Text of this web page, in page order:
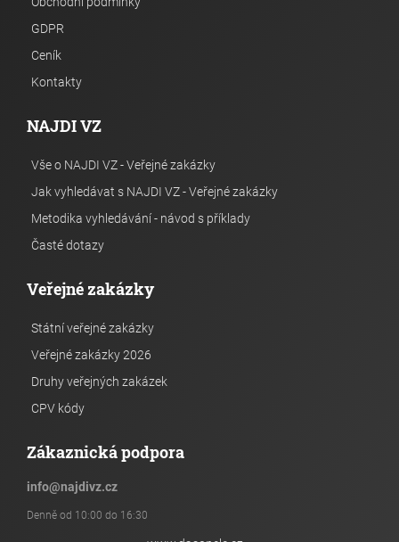
GDPR
Ceník
Kontakty
NAJDI VZ
Vše o NAJDI VZ - Veřejné zakázky
Jak vyhledávat s NAJDI VZ - Veřejné zakázky
Metodika vyhledávání - návod s příklady
Časté dotazy
Veřejné zakázky
Státní veřejné zakázky
Veřejné zakázky 2026
Druhy veřejných zakázek
CPV kódy
Zákaznická podpora
info@najdivz.cz
Denně od 10:00 do 16:30